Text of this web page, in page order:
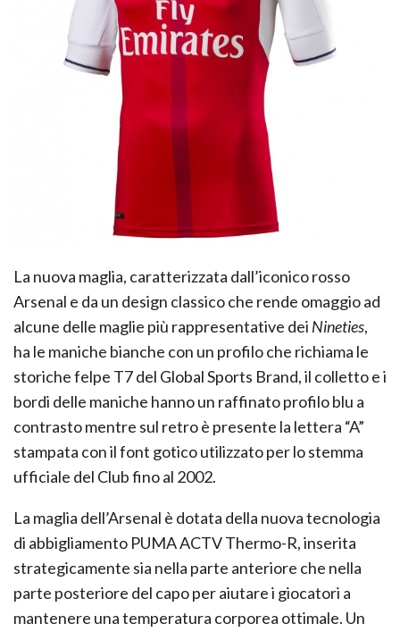
La nuova maglia, caratterizzata dall’iconico rosso
Arsenal e da un design classico che rende omaggio ad
alcune delle maglie più rappresentative dei Nineties,
ha le maniche bianche con un profilo che richiama le
storiche felpe T7 del Global Sports Brand, il colletto e i
bordi delle maniche hanno un raffinato profilo blu a
contrasto mentre sul retro è presente la lettera “A”
stampata con il font gotico utilizzato per lo stemma
ufficiale del Club fino al 2002.
La maglia dell’Arsenal è dotata della nuova tecnologia
di abbigliamento PUMA ACTV Thermo-R, inserita
strategicamente sia nella parte anteriore che nella
parte posteriore del capo per aiutare i giocatori a
mantenere una temperatura corporea ottimale. Un